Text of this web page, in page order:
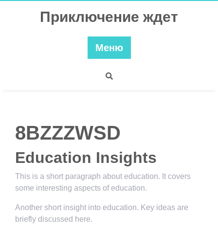
Приключение ждет
Меню
8BZZZWSD
Education Insights
This is a short paragraph about education. It covers
some interesting aspects of education.
Another short insight into education. Key ideas are
briefly discussed here.